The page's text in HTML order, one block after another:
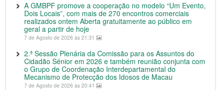
A GMBPF promove a cooperação no modelo “Um Evento,
Dois Locais”, com mais de 270 encontros comerciais
realizados ontem Aberta gratuitamente ao público em
geral a partir de hoje
7 de Agosto de 2026 às 21:31
2.ª Sessão Plenária da Comissão para os Assuntos do
Cidadão Sénior em 2026 e também reunião conjunta com
o Grupo de Coordenação Interdepartamental do
Mecanismo de Protecção dos Idosos de Macau
7 de Agosto de 2026 às 20:41